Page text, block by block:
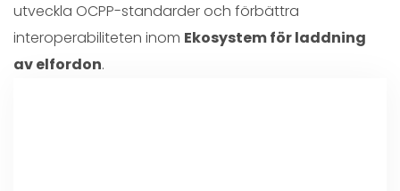
utveckla OCPP-standarder och förbättra
interoperabiliteten inom Ekosystem för laddning
av elfordon.